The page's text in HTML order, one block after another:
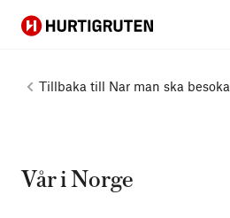
Hurtigruten
Tillbaka till Nar man ska besoka
Vår i Norge